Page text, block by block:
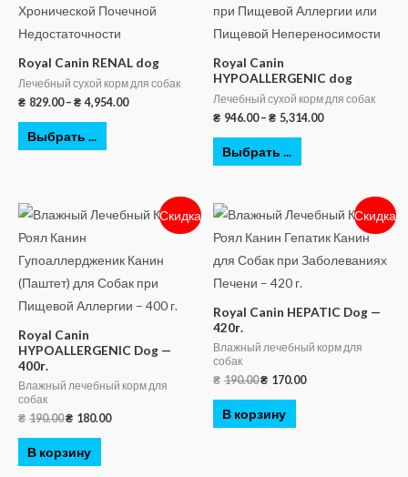
Royal Canin RENAL dog
Лечебный сухой корм для собак
₴ 829.00– ₴ 4,954.00
Выбрать ...
Royal Canin
HYPOALLERGENIC dog
Лечебный сухой корм для собак
₴ 946.00– ₴ 5,314.00
Выбрать ...
Скидка
Royal Canin
HYPOALLERGENIC Dog —
400г.
Влажный лечебный корм для
собак
₴ 190.00₴ 180.00
В корзину
Скидка
Royal Canin HEPATIC Dog —
420г.
Влажный лечебный корм для
собак
₴ 190.00₴ 170.00
В корзину